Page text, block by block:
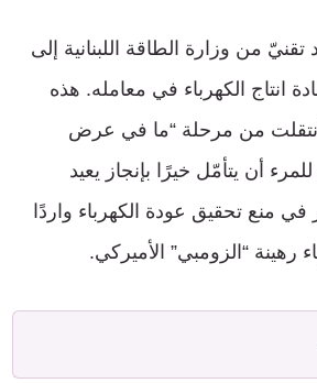
من وزارة الطاقة اللبنانية إلى
انتاج الكهرباء في معامله. هذه
انتقلت من مرحلة “ما في عرض
أن يتأمّل خيرًا بإنجاز يعيد
في منع تحقيق عودة الكهرباء واردًا
“الزومبي” الأميركي.